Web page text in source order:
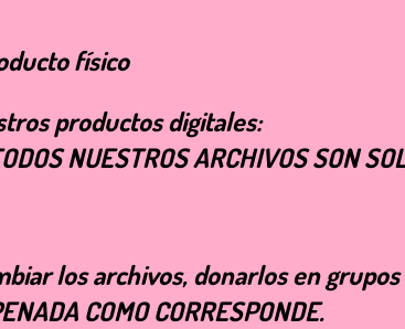
físico
productos digitales:
NUESTROS ARCHIVOS SON
los archivos, donarlos en
COMO CORRESPONDE.